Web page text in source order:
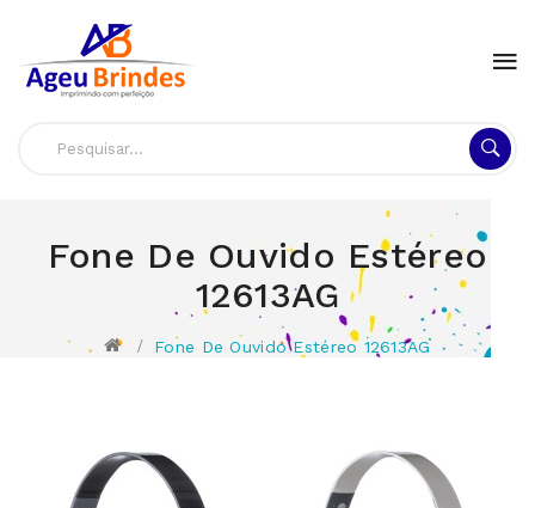
Fone De Ouvido Estéreo
12613AG
Fone De Ouvido Estéreo 12613AG